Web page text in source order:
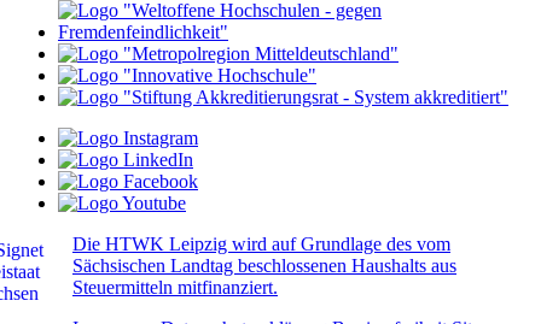
Die HTWK Leipzig wird auf Grundlage des vom
Sächsischen Landtag beschlossenen Haushalts aus
Steuermitteln mitfinanziert.